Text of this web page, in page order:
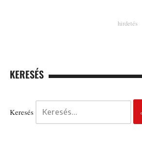
KERESÉS
Keresés